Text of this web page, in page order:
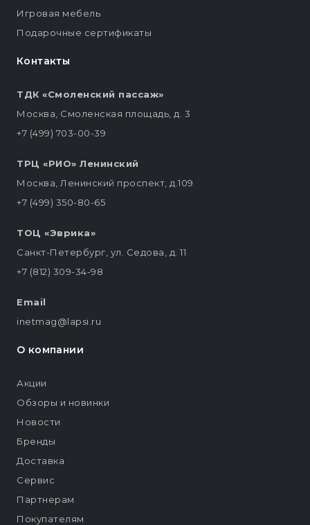
Контакты
ТДК «Смоленский пассаж»
Москва, Смоленская площадь, д. 3
+7 (499) 703-00-39
ТРЦ «РИО» Ленинский
Москва, Ленинский проспект, д.109
+7 (499) 350-80-65
ТОЦ «Эврика»
Санкт-Петербург, ул. Седова, д. 11
+7 (812) 309-34-98
Email
inetmag@lapsi.ru
Игровая мебель
Подарочные сертификаты
О компании
Акции
Обзоры и новинки
Новости
Бренды
Доставка
Сервис
Партнерам
Покупателям